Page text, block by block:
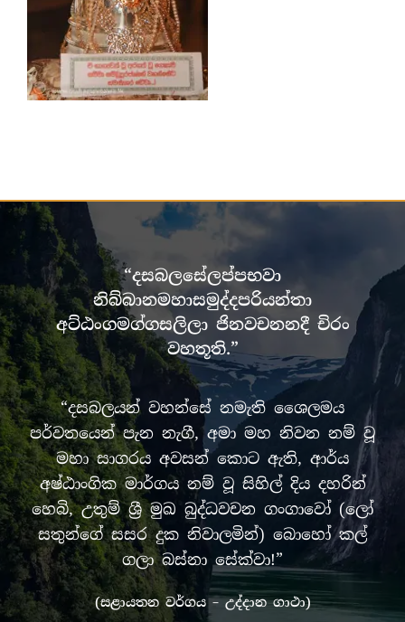
“දසබලසේලප්පභවා
නිබ්බානමහාසමුද්දපරියන්තා
අට්ඨංගමග්ගසලිලා ජිනවචනනදී චිරං
වහතූති.”
“දසබලයන් වහන්සේ නමැති ශෛලමය
පර්වතයෙන් පැන නැගී, අමා මහ නිවන නම් වූ
මහා සාගරය අවසන් කොට ඇති, ආර්ය
අෂ්ඨාංගික මාර්ගය නම් වූ සිහිල් දිය දහරින්
හෙබි, උතුම් ශ්‍රී මුඛ බුද්ධවචන ගංගාවෝ (ලෝ
සතුන්ගේ සසර දුක නිවාලමින්) බොහෝ කල්
ගලා බස්නා සේක්වා!”
(සළායතන වර්ගය – උද්දාන ගාථා)